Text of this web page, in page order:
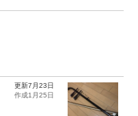
更新7月23日
作成1月25日